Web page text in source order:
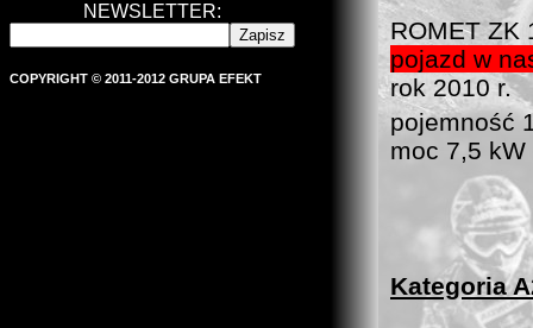
NEWSLETTER:
COPYRIGHT © 2011-2012 GRUPA EFEKT
ROMET ZK
pojazd w
rok 2010 r.
pojemność
moc 7,5 kW
Kategoria